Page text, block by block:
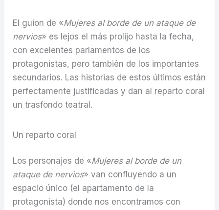
El guion de «Mujeres al borde de un ataque de
nervios» es lejos el más prolijo hasta la fecha,
con excelentes parlamentos de los
protagonistas, pero también de los importantes
secundarios. Las historias de estos últimos están
perfectamente justificadas y dan al reparto coral
un trasfondo teatral.
Un reparto coral
Los personajes de «Mujeres al borde de un
ataque de nervios» van confluyendo a un
espacio único (el apartamento de la
protagonista) donde nos encontramos con